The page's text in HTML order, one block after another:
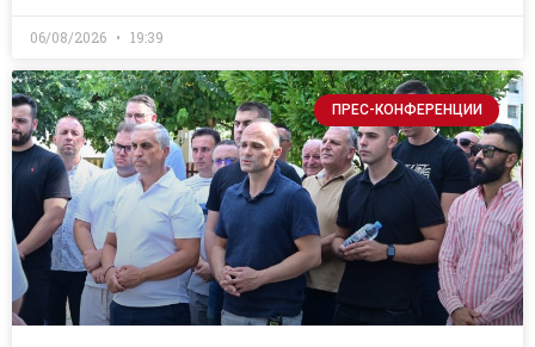
06/08/2026 19:39
ПРЕС-КОНФЕРЕНЦИИ